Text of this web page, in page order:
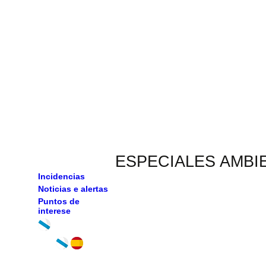
Incidencias
Noticias e alertas
Puntos de
interese
ESPECIALES